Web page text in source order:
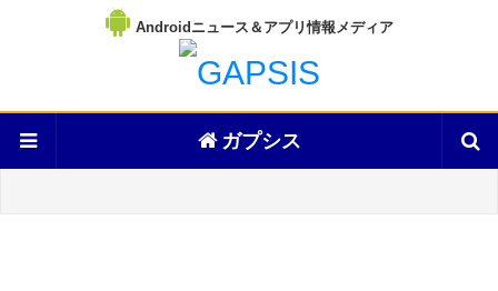
Androidニュース＆アプリ情報メディア
ガプシス